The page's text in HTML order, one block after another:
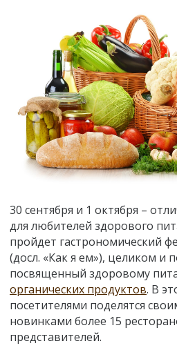
30 сентября и 1 октября –
для любителей здорового
пройдет гастрономический
(досл. «Как я ем»), целиком и
посвященный здоровому
органических продуктов. В
посетителями поделятся
новинками более 15
представителей.